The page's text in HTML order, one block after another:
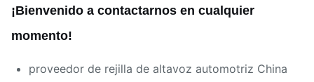
¡Bienvenido a contactarnos en cualquier
momento!
proveedor de rejilla de altavoz automotriz China